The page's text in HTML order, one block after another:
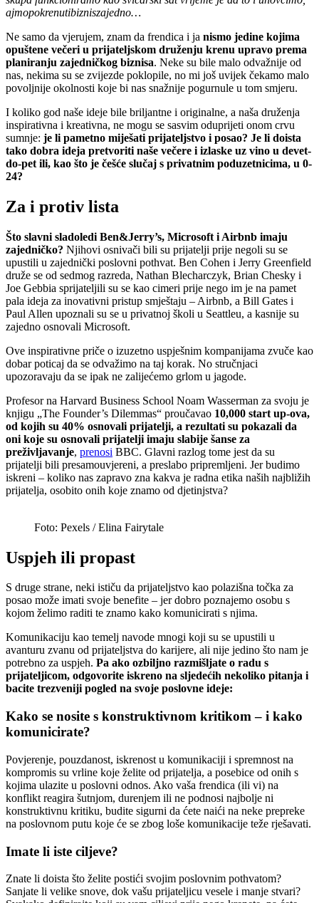
ajmopokrenutibizniszajedno…
Ne samo da vjerujem, znam da frendica i ja nismo jedine kojima
opuštene večeri u prijateljskom druženju krenu upravo prema
planiranju zajedničkog biznisa. Neke su bile malo odvažnije od
nas, nekima su se zvijezde poklopile, no mi još uvijek čekamo malo
povoljnije okolnosti koje bi nas snažnije pogurnule u tom smjeru.
I koliko god naše ideje bile briljantne i originalne, a naša druženja
inspirativna i kreativna, ne mogu se sasvim oduprijeti onom crvu
sumnje: je li pametno miješati prijateljstvo i posao? Je li doista
tako dobra ideja pretvoriti naše večere i izlaske uz vino u devet-
do-pet ili, kao što je češće slučaj s privatnim poduzetnicima, u 0-
24?
Za i protiv lista
Što slavni sladoledi Ben&Jerry’s, Microsoft i Airbnb imaju
zajedničko? Njihovi osnivači bili su prijatelji prije negoli su se
upustili u zajednički poslovni pothvat. Ben Cohen i Jerry Greenfield
druže se od sedmog razreda, Nathan Blecharczyk, Brian Chesky i
Joe Gebbia sprijateljili su se kao cimeri prije nego im je na pamet
pala ideja za inovativni pristup smještaju – Airbnb, a Bill Gates i
Paul Allen upoznali su se u privatnoj školi u Seattleu, a kasnije su
zajedno osnovali Microsoft.
Ove inspirativne priče o izuzetno uspješnim kompanijama zvuče kao
dobar poticaj da se odvažimo na taj korak. No stručnjaci
upozoravaju da se ipak ne zalijećemo grlom u jagode.
Profesor na Harvard Business School Noam Wasserman za svoju je
knjigu „The Founder’s Dilemmas“ proučavao 10,000 start up-ova,
od kojih su 40% osnovali prijatelji, a rezultati su pokazali da
oni koje su osnovali prijatelji imaju slabije šanse za
preživljavanje, prenosi BBC. Glavni razlog tome jest da su
prijatelji bili presamouvjereni, a preslabo pripremljeni. Jer budimo
iskreni – koliko nas zapravo zna kakva je radna etika naših najbližih
prijatelja, osobito onih koje znamo od djetinjstva?
Foto: Pexels / Elina Fairytale
Uspjeh ili propast
S druge strane, neki ističu da prijateljstvo kao polazišna točka za
posao može imati svoje benefite – jer dobro poznajemo osobu s
kojom želimo raditi te znamo kako komunicirati s njima.
Komunikaciju kao temelj navode mnogi koji su se upustili u
avanturu zvanu od prijateljstva do karijere, ali nije jedino što nam je
potrebno za uspjeh. Pa ako ozbiljno razmišljate o radu s
prijateljicom, odgovorite iskreno na sljedećih nekoliko pitanja i
bacite trezveniji pogled na svoje poslovne ideje:
Kako se nosite s konstruktivnom kritikom – i kako
komunicirate?
Povjerenje, pouzdanost, iskrenost u komunikaciji i spremnost na
kompromis su vrline koje želite od prijatelja, a posebice od onih s
kojima ulazite u poslovni odnos. Ako vaša frendica (ili vi) na
konflikt reagira šutnjom, durenjem ili ne podnosi najbolje ni
konstruktivnu kritiku, budite sigurni da ćete naići na neke prepreke
na poslovnom putu koje će se zbog loše komunikacije teže rješavati.
Imate li iste ciljeve?
Znate li doista što želite postići svojim poslovnim pothvatom?
Sanjate li velike snove, dok vašu prijateljicu vesele i manje stvari?